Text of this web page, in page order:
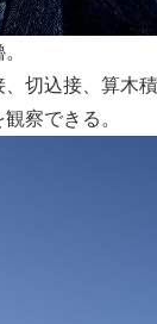
切込接、算木
察できる。